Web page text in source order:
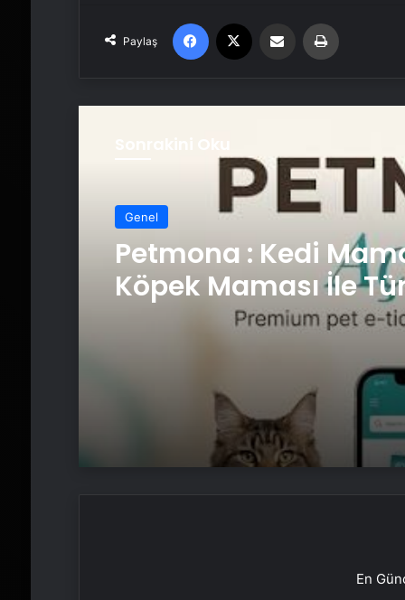
Paylaş
Facebook Email'den paylaş
Genel
Petmona : Kedi
Köpek Maması İle
Hayvan Ürünleri
En